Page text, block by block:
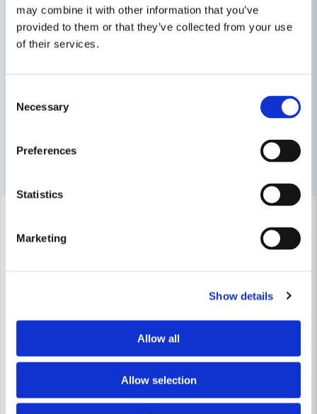
may combine it with other information that you’ve
provided to them or that they’ve collected from your use
of their services.
Selection
Necessary
Preferences
Statistics
Marketing
Show details
Allow all
Allow selection
emailMejladress
Mätverktyg & Vattenpass
Handverktyg
Hultafors Reservsnöre RAL 30 Hultafors Snörslåkrita RÖD